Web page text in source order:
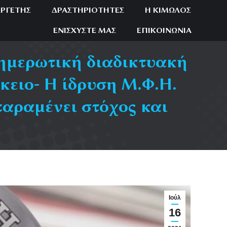
ΔΡΑΣΤΗΡΙΌΤΗΤΕΣ Η ΚΊΜΩΛΟΣ
ΕΝΙΣΧΎΣΤΕ ΜΑΣ ΕΠΙΚΟΙΝΩΝΊΑ
διαδικτυακή
Η ίδρυση Μ.Φ.Η.
στόχος και
Ιούλ
16